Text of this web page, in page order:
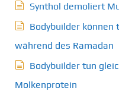
Synthol demoliert
Bodybuilder können
während des Ramadan
Bodybuilder tun
Molkenprotein